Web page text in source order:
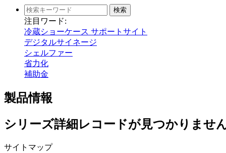
検索
注目ワード:
冷蔵ショーケース サポートサイト
デジタルサイネージ
シェルファー
省力化
補助金
製品情報
シリーズ詳細レコードが見つかりませ
サイトマップ